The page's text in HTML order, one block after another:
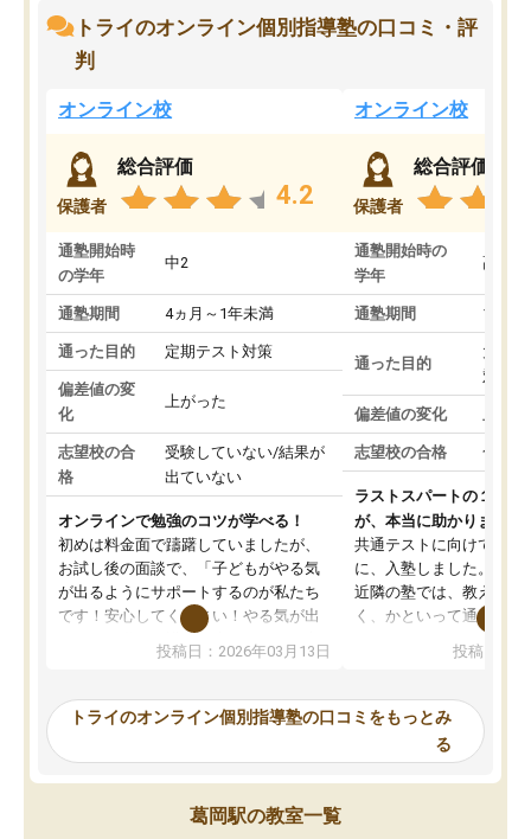
トライのオンライン個別指導塾の口コミ・評
判
オンライン校
保護者
総合評価
4.2
通塾開始時
の学年
中2
通塾期間 4ヵ月～1年未満
通った目的 定期テスト対策
偏差値の変
化
上がった
志望校の合
格
受験していない/結果が
出ていない
オンラインで勉強のコツが学べる！
初めは料金面で躊躇していましたが、
お試し後の面談で、「子どもがやる気
が出るようにサポートするのが私たち
です！安心してください！やる気が出
ないのは私たち講師の責任です」と言
ってくださり、確かに！と考えて、思
ったんですが、学生の先生から学ぶこ
み、徐々に成績が上がったらいいなと
思っていました。何が今足りないのか
を的確に指導いただき、子どももびっ
くりするほど楽しんでやる気を持って
投稿日：2026年03月13日
オンライン校
保護者
総合評価
通塾開始時の
学年
高3
通塾期間 1～3
通った目的
大学
対策
偏差値の変化
志望校の合格 合格
ラストスパートの１か月
が、本当に助かりました
共通テストに向けての追
に、入塾しました。田舎
近隣の塾では、教えても
く、かといって通うには
可能なので本当に助か
らないところをピンポイ
頂いて、とてもわかり
していました。一生を
スト、多少お金がかかっ
投稿日：
トライのオンライン個別指導塾の口コミをもっとみ
る
葛岡駅の教室一覧